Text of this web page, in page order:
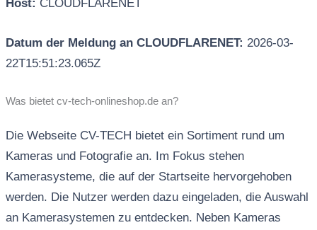
Host: CLOUDFLARENET
Datum der Meldung an CLOUDFLARENET: 2026-03-
22T15:51:23.065Z
Was bietet cv-tech-onlineshop.de an?
Die Webseite CV-TECH bietet ein Sortiment rund um
Kameras und Fotografie an. Im Fokus stehen
Kamerasysteme, die auf der Startseite hervorgehoben
werden. Die Nutzer werden dazu eingeladen, die Auswahl
an Kamerasystemen zu entdecken. Neben Kameras